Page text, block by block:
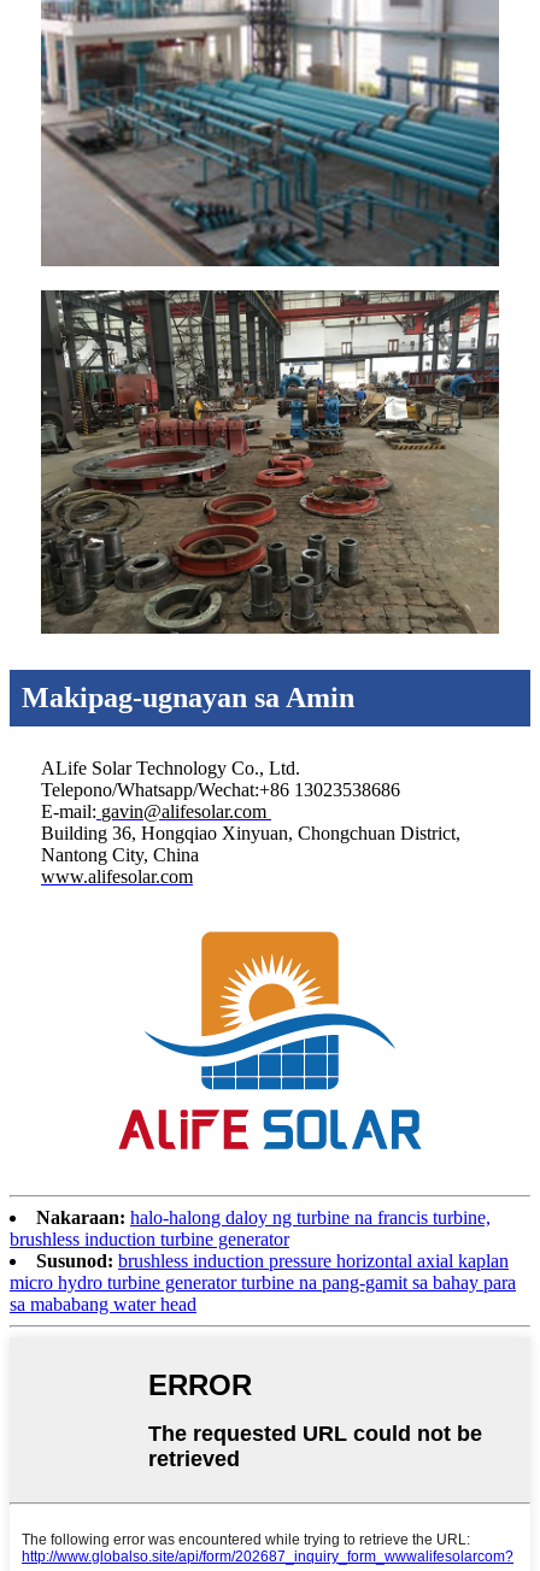
Makipag-ugnayan sa Amin
ALife Solar Technology Co., Ltd.
Telepono/Whatsapp/Wechat:+86 13023538686
E-mail: gavin@alifesolar.com
Building 36, Hongqiao Xinyuan, Chongchuan District,
Nantong City, China
www.alifesolar.com
Nakaraan: halo-halong daloy ng turbine na francis turbine,
brushless induction turbine generator
Susunod: brushless induction pressure horizontal axial kaplan
micro hydro turbine generator turbine na pang-gamit sa bahay para
sa mababang water head